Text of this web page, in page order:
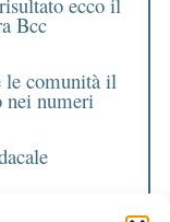
Bcc
le comunità il
nei numeri
e 2 milioni